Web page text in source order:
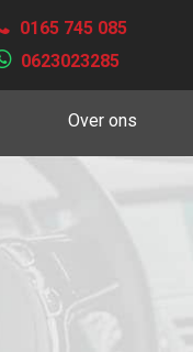
0165 745 085
0623023285
Over ons